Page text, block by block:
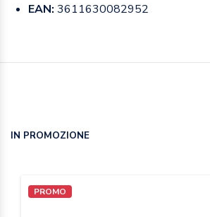
EAN: 3611630082952
IN PROMOZIONE
PROMO